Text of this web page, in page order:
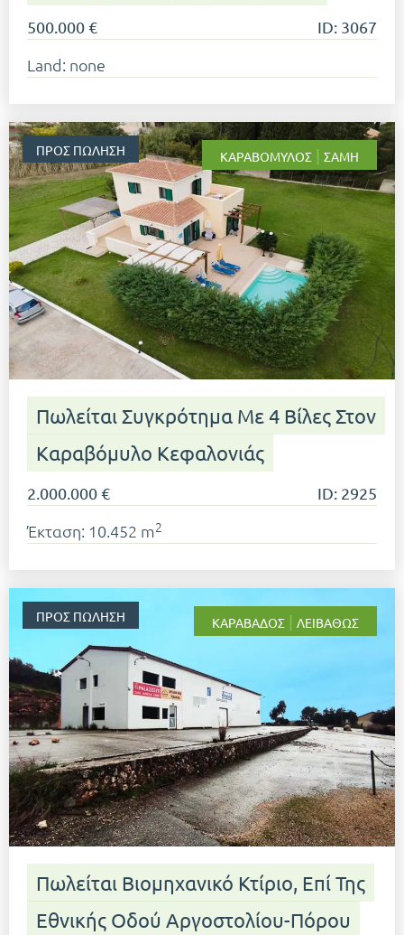
500.000 € ID: 3067
Land: none
ΠΡΟΣ ΠΏΛΗΣΗ ΚΑΡΑΒΌΜΥΛΟΣ | ΣΆΜΗ
Πωλείται Συγκρότημα Με 4 Βίλες Στον
Καραβόμυλο Κεφαλονιάς
2.000.000 € ID: 2925
Έκταση: 10.452 m2
ΠΡΟΣ ΠΏΛΗΣΗ ΚΑΡΑΒΆΔΟΣ | ΛΕΙΒΑΘΏΣ
Πωλείται Βιομηχανικό Κτίριο, Επί Της
Εθνικής Οδού Αργοστολίου-Πόρου